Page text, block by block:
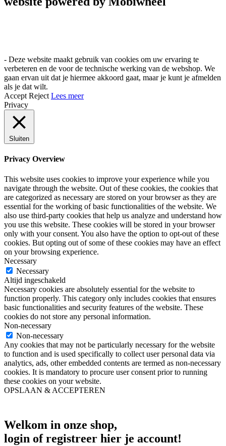
- Deze website maakt gebruik van cookies om uw ervaring te
verbeteren en de voor de technische werking van de webshop. We
gaan ervan uit dat je hiermee akkoord gaat, maar je kunt je afmelden
als je dat wilt.
Accept Reject Lees meer
Privacy
Sluiten
Privacy Overview
This website uses cookies to improve your experience while you
navigate through the website. Out of these cookies, the cookies that
are categorized as necessary are stored on your browser as they are
essential for the working of basic functionalities of the website. We
also use third-party cookies that help us analyze and understand how
you use this website. These cookies will be stored in your browser
only with your consent. You also have the option to opt-out of these
cookies. But opting out of some of these cookies may have an effect
on your browsing experience.
Necessary
Necessary
Altijd ingeschakeld
Necessary cookies are absolutely essential for the website to
function properly. This category only includes cookies that ensures
basic functionalities and security features of the website. These
cookies do not store any personal information.
Non-necessary
Non-necessary
Any cookies that may not be particularly necessary for the website
to function and is used specifically to collect user personal data via
analytics, ads, other embedded contents are termed as non-necessary
cookies. It is mandatory to procure user consent prior to running
these cookies on your website.
OPSLAAN & ACCEPTEREN
Welkom in onze shop,
login of registreer hier je account!